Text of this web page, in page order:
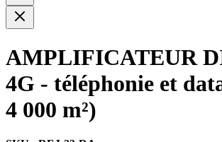
AMPLIFICATEUR
4G - téléphonie et
4 000 m²)